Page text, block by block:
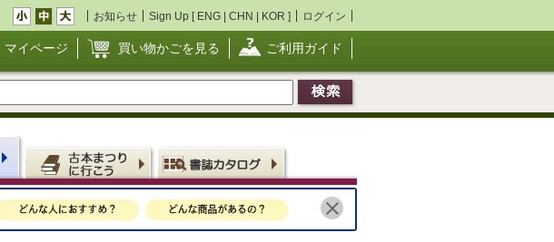
お知らせ Sign Up [ ENG | CHN | KOR ] ログイン
マイページ 買い物かごを見る ご利用ガイド